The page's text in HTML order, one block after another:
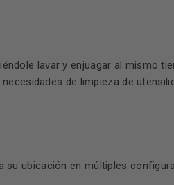
lavar y enjuagar al mismo
de limpieza de
ubicación en múltiples